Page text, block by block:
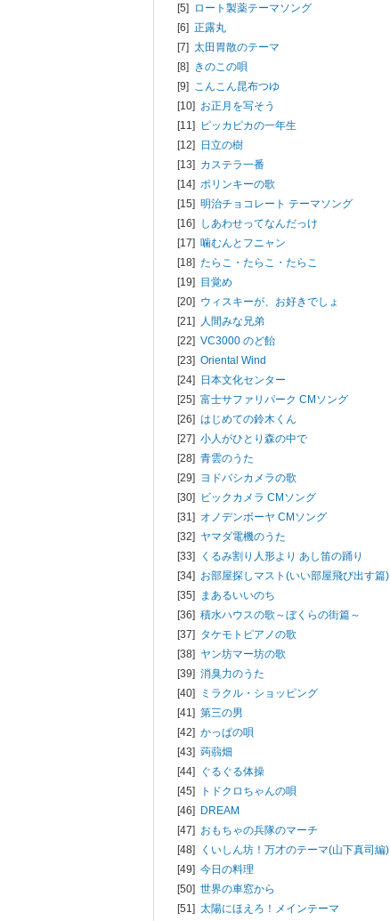
[5]
ロート製薬テーマソング
[6] 正露丸
[7] 太田胃散のテーマ
[8] きのこの唄
[9] こんこん昆布つゆ
[10] お正月を写そう
[11]
ピッカピカの一年生
[12]
日立の樹
[13] カステラ一番
[14] ポリンキーの歌
[15] 明治チョコレート テーマソング
[16]
しあわせってなんだっけ
[17] 噛むんとフニャン
[18] たらこ・たらこ・たらこ
[19]
目覚め
[20] ウィスキーが、お好きでしょ
[21]
人間みな兄弟
[22] VC3000 のど飴
[23] Oriental Wind
[24]
日本文化センター
[25] 富士サファリパーク CMソング
[26] はじめての鈴木くん
[27] 小人がひとり森の中で
[28] 青雲のうた
[29] ヨドバシカメラの歌
[30]
ビックカメラ CMソング
[31] オノデンボーヤ CMソング
[32] ヤマダ電機のうた
[33]
くるみ割り人形より あし笛の踊り
[34] お部屋探しマスト(いい部屋飛び出す篇)
[35]
まあるいいのち
[36] 積水ハウスの歌～ぼくらの街篇～
[37] タケモトピアノの歌
[38] ヤン坊マー坊の歌
[39] 消臭力のうた
[40]
ミラクル・ショッピング
[41] 第三の男
[42] かっぱの唄
[43] 蒟蒻畑
[44]
ぐるぐる体操
[45]
トドクロちゃんの唄
[46]
DREAM
[47] おもちゃの兵隊のマーチ
[48]
くいしん坊！万才のテーマ(山下真司編)
[49] 今日の料理
[50] 世界の車窓から
[51] 太陽にほえろ！メインテーマ